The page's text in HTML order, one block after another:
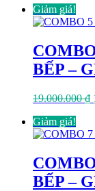
Giảm giá!
BẾP –
19.000.000₫
Giảm giá!
BẾP –